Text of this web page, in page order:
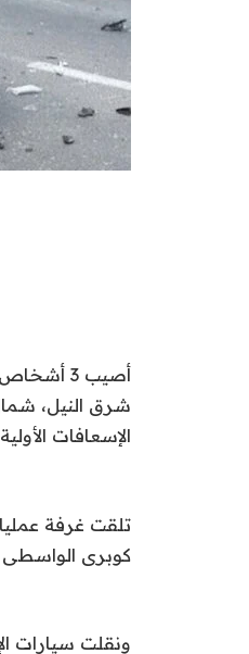
أصيب 3
شرق النيل،
الإسعافات
تلقت غرفة
كوبرى الواسطى